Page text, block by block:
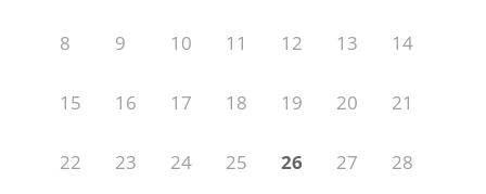
8 9 10 11 12 13 14
15 16 17 18 19 20 21
22 23 24 25 26 27 28